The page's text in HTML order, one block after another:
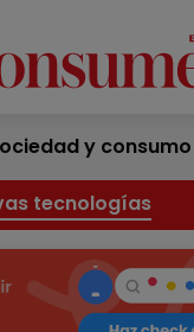
y consumo
tecnologías